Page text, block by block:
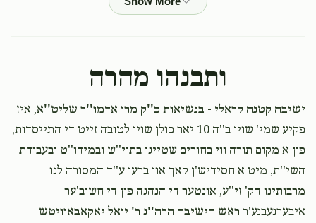
Jacob Meisels מרדכי לייפער
Abraham Friedman מרדכי לייפער
$52.00
לכבוד הבחור המצוין מרדכי בן ידידי הגה"ח גאב"ד קאבא
שליט"א
מרדכי לייפער
ותבנהו מהרה
ישיבה קטנה קראלי - בנשיאות כ''ק מרן אדמו''ר שליט''א, איז
פקיע שמי' שוין ב''ה 10 יאר כולן שוין לטובה זייט די התייסדות,
פון א מקום תורה ווי בחורים שטייגן בתוי''ש ובמידו''ט ובעבודת
השי''ת, מיט א חסידיש'ן קאך און ברען ע''ד המסורה לנו
מרבותינו הק' זי''ע, אונטער די הנהגה פון די חשוב'ער
איבערגעבנע'ר ראש הישיבה הרה''ג ר' יואל יאקאבאוויטש